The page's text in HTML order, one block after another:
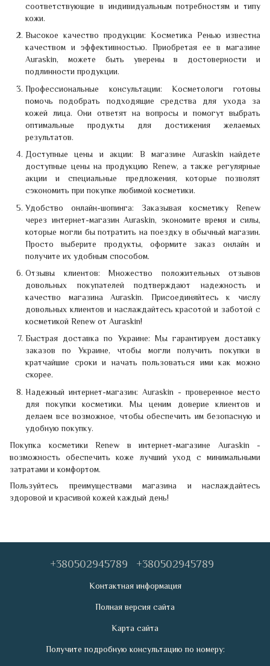
соответствующие в индивидуальным потребностям и типу
кожи.
Высокое качество продукции: Косметика Ренью известна
качеством и эффективностью. Приобретая ее в магазине
Auraskin, можете быть уверены в достоверности и
подлинности продукции.
Профессиональные консультации: Косметологи готовы
помочь подобрать подходящие средства для ухода за
кожей лица. Они ответят на вопросы и помогут выбрать
оптимальные продукты для достижения желаемых
результатов.
Доступные цены и акции: В магазине Auraskin найдете
доступные цены на продукцию Renew, а также регулярные
акции и специальные предложения, которые позволят
сэкономить при покупке любимой косметики.
Удобство онлайн-шопинга: Заказывая косметику Renew
через интернет-магазин Auraskin, экономите время и силы,
которые могли бы потратить на поездку в обычный магазин.
Просто выберите продукты, оформите заказ онлайн и
получите их удобным способом.
Отзывы клиентов: Множество положительных отзывов
довольных покупателей подтверждают надежность и
качество магазина Auraskin. Присоединяйтесь к числу
довольных клиентов и наслаждайтесь красотой и заботой с
косметикой Renew от Auraskin!
Быстрая доставка по Украине: Мы гарантируем доставку
заказов по Украине, чтобы могли получить покупки в
кратчайшие сроки и начать пользоваться ими как можно
скорее.
Надежный интернет-магазин: Auraskin - проверенное место
для покупки косметики. Мы ценим доверие клиентов и
делаем все возможное, чтобы обеспечить им безопасную и
удобную покупку.
Покупка косметики Renew в интернет-магазине Auraskin -
возможность обеспечить коже лучший уход с минимальными
затратами и комфортом.
Пользуйтесь преимуществами магазина и наслаждайтесь
здоровой и красивой кожей каждый день!
+380502945789 +380502945789
Контактная информация
Полная версия сайта
Карта сайта
Получите подробную консультацию по номеру: